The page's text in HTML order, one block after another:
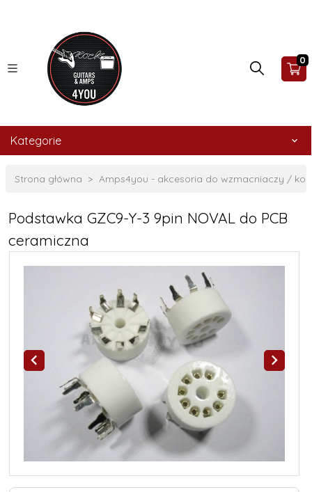
0
Kategorie
Strona główna Amps4you - akcesoria do wzmacniaczy /
Podstawka GZC9-Y-3 9pin NOVAL do PCB
ceramiczna